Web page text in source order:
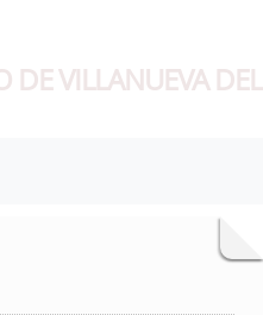
DE VILLANUEVA